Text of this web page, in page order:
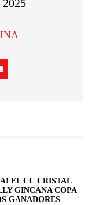
2025
EL CC CRISTAL
GINCANA COPA
GANADORES